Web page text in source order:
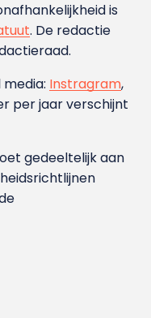
is
. De redactie
Instragram,
per jaar verschijnt
gedeeltelijk aan